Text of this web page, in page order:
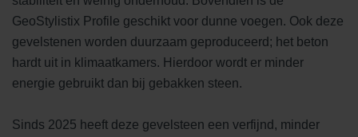
GeoStylistix Profile geschikt voor dunne voegen. Ook deze
gevelstenen worden duurzaam geproduceerd; het beton
hardt uit in klimaatkamers. Hierdoor wordt er minder
energie gebruikt dan bij gebakken steen.
Sinds 2025 heeft deze gevelsteen een verfijnd, minder